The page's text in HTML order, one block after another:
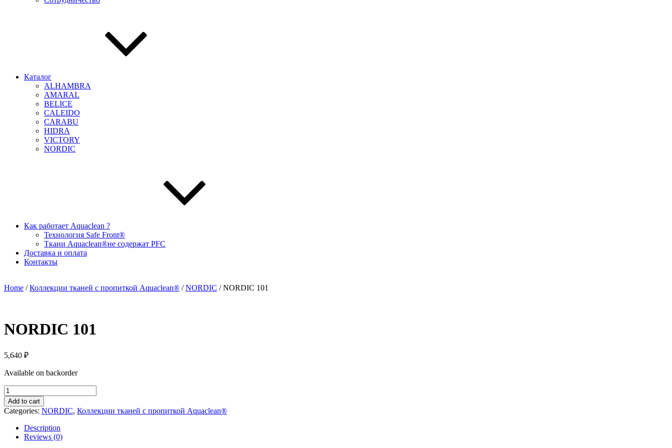
Каталог
ALHAMBRA
AMARAL
BELICE
CALEIDO
CARABU
HIDRA
VICTORY
NORDIC
Как работает Aquaclean ?
Технология Safe Front®
Ткани Aquaclean®не содержат PFC
Доставка и оплата
Контакты
Home /Коллекции тканей с пропиткой Aquaclean® /NORDIC / NORDIC 101
NORDIC 101
5,640 ₽
Available on backorder
NORDIC
101
quantity
Add to cart
Categories: NORDIC, Коллекции тканей с пропиткой Aquaclean®
Description
Reviews (0)